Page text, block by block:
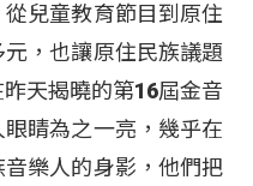
兒童教育節目到原住
，也讓原住民族議題
天揭曉的第16屆金音
睛為之一亮，幾乎在
樂人的身影，他們把